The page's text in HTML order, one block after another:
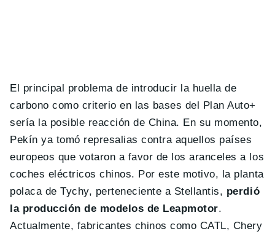
El principal problema de introducir la huella de
carbono como criterio en las bases del Plan Auto+
sería la posible reacción de China. En su momento,
Pekín ya tomó represalias contra aquellos países
europeos que votaron a favor de los aranceles a los
coches eléctricos chinos. Por este motivo, la planta
polaca de Tychy, perteneciente a Stellantis, perdió
la producción de modelos de Leapmotor.
Actualmente, fabricantes chinos como CATL, Chery